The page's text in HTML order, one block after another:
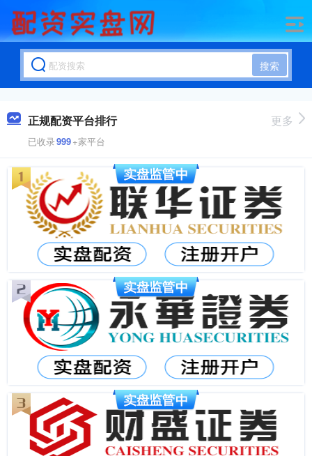
搜索
正规配资平台排行
已收录999+家平台
更多